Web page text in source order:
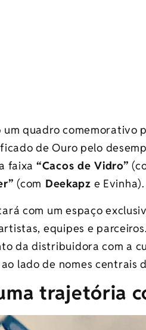
quadro comemorativo
de Ouro pelo
faixa “Cacos de Vidro”
(com Deekapz e Evinha).
com um espaço
equipes e
da distribuidora com a
lado de nomes centrais
trajetória